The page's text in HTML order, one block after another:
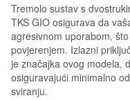
Tremolo sustav s
TKS GIO osigurava da
agresivnom uporabom,
povjerenjem. Izlazni
je značajka ovog modela,
osiguravajući minimalno
sviranju.